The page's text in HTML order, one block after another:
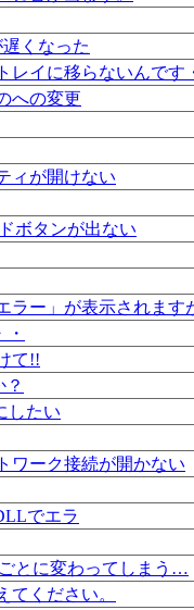
くなった
レイに移らないんです
への変更
ィが開けない
ボタンが出ない
ラー」が表示されます
て!!
したい
ワーク接続が開かない
でエラ
とに変わってしまう…
てください。